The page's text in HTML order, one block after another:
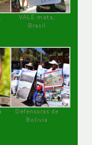
VALE mata,
Brasil
Defensoras de
Bolivia